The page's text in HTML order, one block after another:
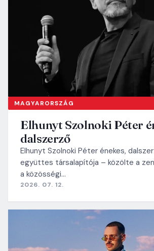
MAGYARORSZÁG
Elhunyt Szolnoki Péter
dalszerző
Elhunyt Szolnoki Péter énekes,
együttes társalapítója – közölte a
a közösségi…
2026. 07. 12.